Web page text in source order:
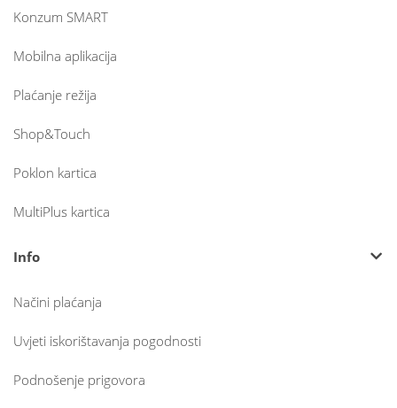
Konzum SMART
Mobilna aplikacija
Plaćanje režija
Shop&Touch
Poklon kartica
MultiPlus kartica
Info
Načini plaćanja
Uvjeti iskorištavanja pogodnosti
Podnošenje prigovora